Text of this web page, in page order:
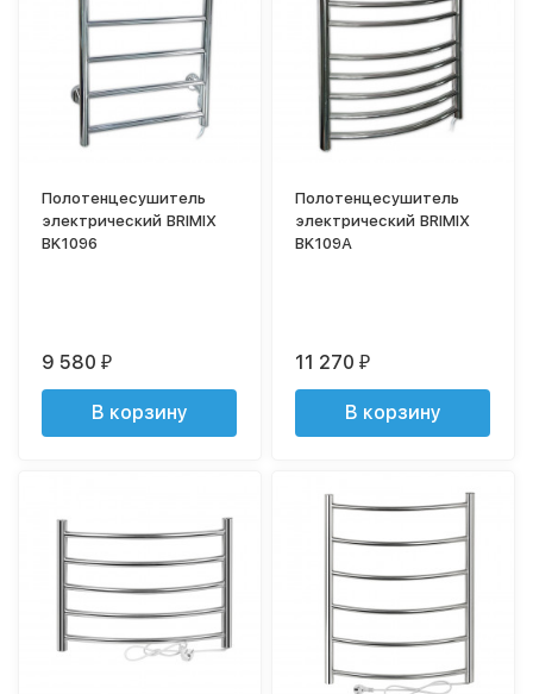
Полотенцесушитель
электрический BRIMIX
BK1096
9 580₽
В корзину
Полотенцесушитель
электрический BRIMIX
BK109A
11 270₽
В корзину